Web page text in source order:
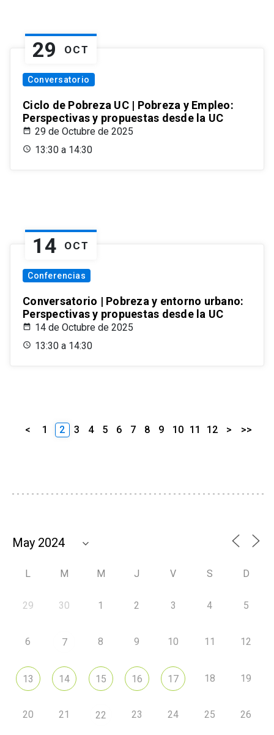
29 OCT
Conversatorio
Ciclo de Pobreza UC | Pobreza y Empleo:
Perspectivas y propuestas desde la UC
29 de Octubre de 2025
13:30 a 14:30
14 OCT
Conferencias
Conversatorio | Pobreza y entorno urbano:
Perspectivas y propuestas desde la UC
14 de Octubre de 2025
13:30 a 14:30
< 1 2 3 4 5 6 7 8 9 10 11 12 > >>
L M M J V S D
29 30 1 2 3 4 5
6 7 8 9 10 11 12
13 14 15 16 17 18 19
20 21 22 23 24 25 26